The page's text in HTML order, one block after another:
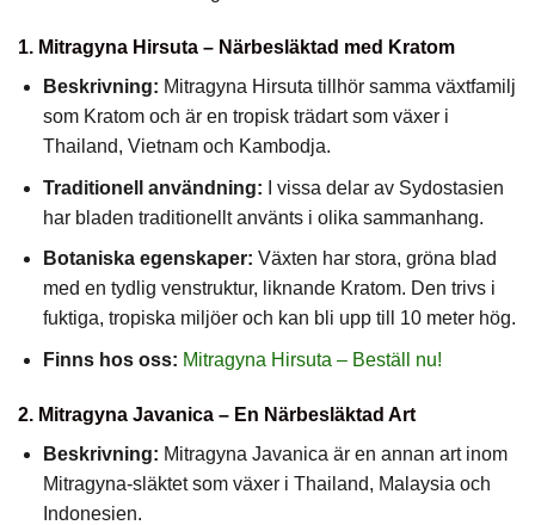
1. Mitragyna Hirsuta – Närbesläktad med Kratom
Beskrivning: Mitragyna Hirsuta tillhör samma växtfamilj
som Kratom och är en tropisk trädart som växer i
Thailand, Vietnam och Kambodja.
Traditionell användning: I vissa delar av Sydostasien
har bladen traditionellt använts i olika sammanhang.
Botaniska egenskaper: Växten har stora, gröna blad
med en tydlig venstruktur, liknande Kratom. Den trivs i
fuktiga, tropiska miljöer och kan bli upp till 10 meter hög.
Finns hos oss: Mitragyna Hirsuta – Beställ nu!
2. Mitragyna Javanica – En Närbesläktad Art
Beskrivning: Mitragyna Javanica är en annan art inom
Mitragyna-släktet som växer i Thailand, Malaysia och
Indonesien.